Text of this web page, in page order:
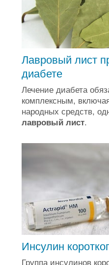
Лавровый лист
диабете
Лечение диабета
комплексным,
народных средств,
лавровый лист.
Инсулин
Группа инсулинов